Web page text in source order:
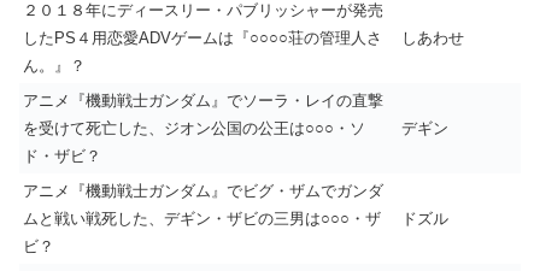
２０１８年にディースリー・パブリッシャーが発売
したPS４用恋愛ADVゲームは『○○○○荘の管理人さ
ん。』？
しあわせ
アニメ『機動戦士ガンダム』でソーラ・レイの直撃
を受けて死亡した、ジオン公国の公王は○○○・ソ
ド・ザビ？
デギン
アニメ『機動戦士ガンダム』でビグ・ザムでガンダ
ムと戦い戦死した、デギン・ザビの三男は○○○・ザ
ビ？
ドズル